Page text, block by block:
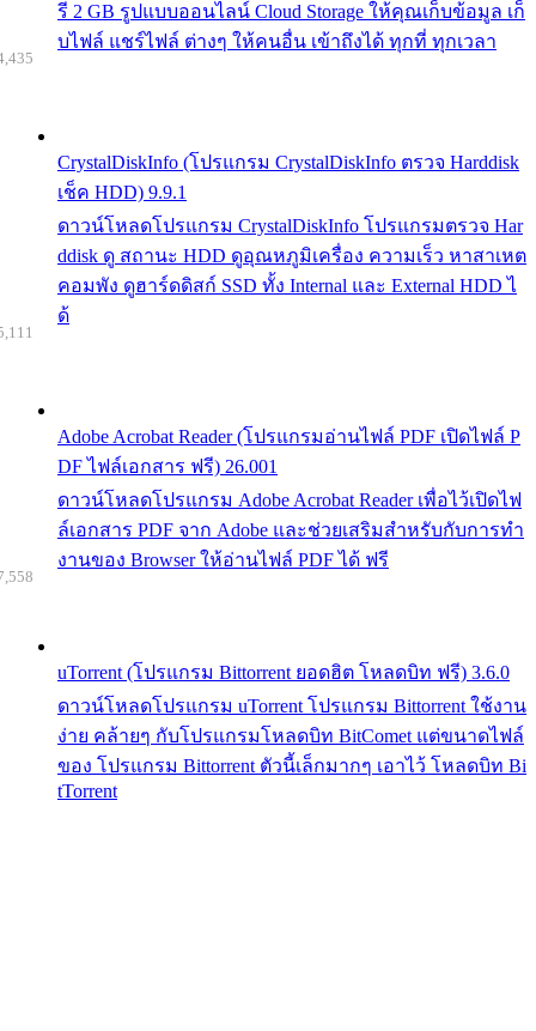
รี 2 GB รูปแบบออนไลน์ Cloud Storage ให้คุณเก็บข้อมูล เก็
บไฟล์ แชร์ไฟล์ ต่างๆ ให้คนอื่น เข้าถึงได้ ทุกที่ ทุกเวลา
CrystalDiskInfo (โปรแกรม CrystalDiskInfo ตรวจ Harddisk
เช็ค HDD) 9.9.1
ดาวน์โหลดโปรแกรม CrystalDiskInfo โปรแกรมตรวจ Har
ddisk ดู สถานะ HDD ดูอุณหภูมิเครื่อง ความเร็ว หาสาเหต
คอมพัง ดูฮาร์ดดิสก์ SSD ทั้ง Internal และ External HDD ไ
ด้
Adobe Acrobat Reader (โปรแกรมอ่านไฟล์ PDF เปิดไฟล์ P
DF ไฟล์เอกสาร ฟรี) 26.001
ดาวน์โหลดโปรแกรม Adobe Acrobat Reader เพื่อไว้เปิดไฟ
ล์เอกสาร PDF จาก Adobe และช่วยเสริมสำหรับกับการทำ
งานของ Browser ให้อ่านไฟล์ PDF ได้ ฟรี
uTorrent (โปรแกรม Bittorrent ยอดฮิต โหลดบิท ฟรี) 3.6.0
ดาวน์โหลดโปรแกรม uTorrent โปรแกรม Bittorrent ใช้งาน
ง่าย คล้ายๆ กับโปรแกรมโหลดบิท BitComet แต่ขนาดไฟล์
ของ โปรแกรม Bittorrent ตัวนี้เล็กมากๆ เอาไว้ โหลดบิท Bi
tTorrent